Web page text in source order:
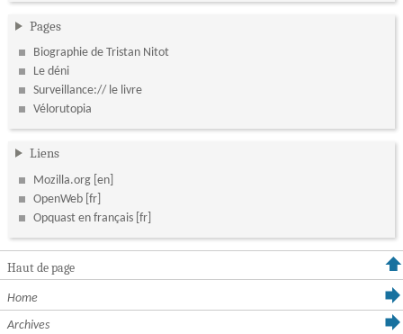
Pages
Biographie de Tristan Nitot
Le déni
Surveillance:// le livre
Vélorutopia
Liens
Mozilla.org
OpenWeb
Opquast en français
Haut de page
Home
Archives